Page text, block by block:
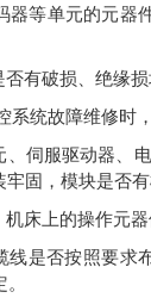
器等单元的元器
有破损、绝缘损
统故障维修时
服驱动器、电
固，模块是否有
上的操作元器
是否按照要求